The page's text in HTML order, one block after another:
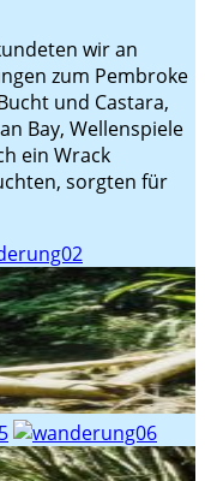
wir an
zum Pembroke
und Castara,
Bay, Wellenspiele
ein Wrack
sorgten für